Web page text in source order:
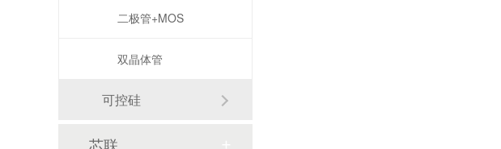
二极管+MOS
双晶体管
可控硅
芯联